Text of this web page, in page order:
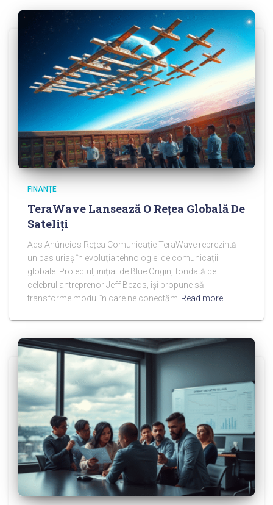
FINANȚE
TeraWave Lansează O Rețea Globală De
Sateliți
Ads Anúncios Rețea Comunicație TeraWave reprezintă
un pas uriaș în evoluția tehnologiei de comunicații
globale. Proiectul, inițiat de Blue Origin, fondată de
celebrul antreprenor Jeff Bezos, își propune să
transforme modul în care ne conectăm Read more…